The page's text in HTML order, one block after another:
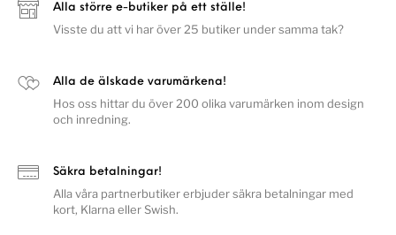
Alla större e-butiker på ett ställe!
Visste du att vi har över 25 butiker under samma tak?
Alla de älskade varumärkena!
Hos oss hittar du över 200 olika varumärken inom design
och inredning.
Säkra betalningar!
Alla våra partnerbutiker erbjuder säkra betalningar med
kort, Klarna eller Swish.